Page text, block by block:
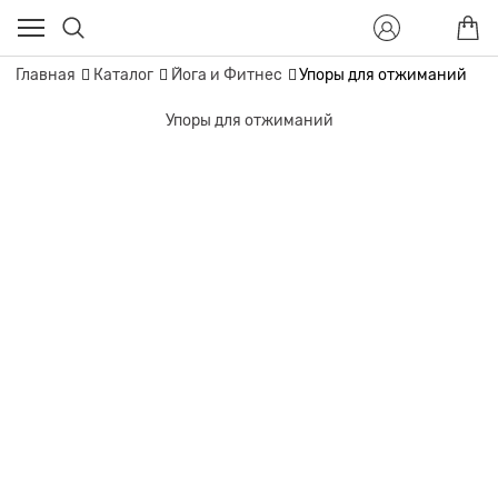
Главная Каталог Йога и Фитнес Упоры для отжиманий
Упоры для отжиманий